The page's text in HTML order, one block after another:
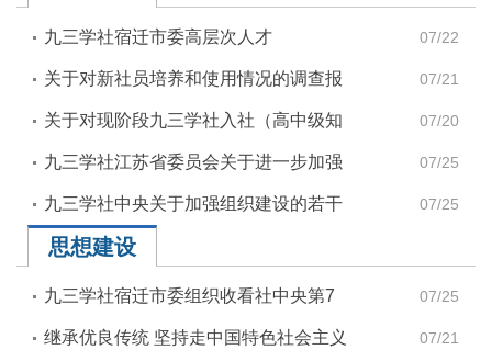
07/22
九三学社宿迁市委高层次人才
07/21
关于对新社员培养和使用情况的调查报
告 07/20
关于对现阶段九三学社入社（高中级知
识分子）标准的思考 07/25
九三学社江苏省委员会关于进一步加强
基层组织建设的意见 07/25
九三学社中央关于加强组织建设的若干
规定
思想建设
07/25
九三学社宿迁市委组织收看社中央第7
期专题政治辅导 07/21
继承优良传统 坚持走中国特色社会主义